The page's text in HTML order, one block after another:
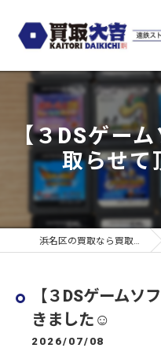
【３DSゲー
取らせ
浜名区の買取なら買取大吉 遠鉄ストア浜北店
【３DSゲームソ
きました☺︎
2026/07/08